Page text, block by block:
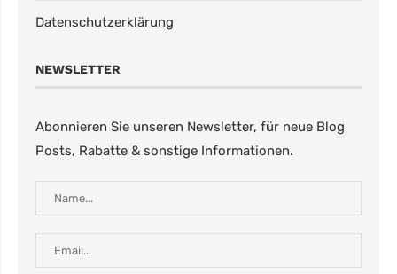
Datenschutzerklärung
NEWSLETTER
Abonnieren Sie unseren Newsletter, für neue Blog
Posts, Rabatte & sonstige Informationen.